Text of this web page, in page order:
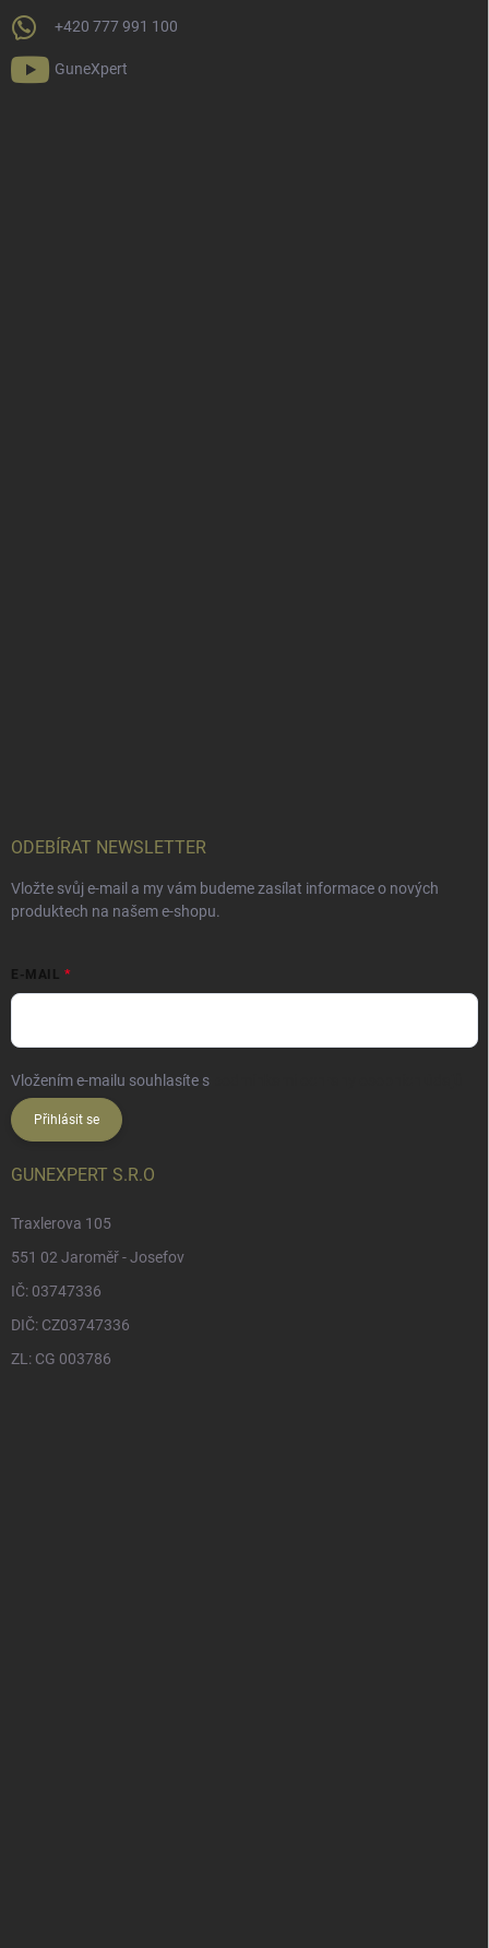
+420 777 991 100
GuneXpert
ODEBÍRAT NEWSLETTER
Vložte svůj e-mail a my vám budeme zasílat informace o nových
produktech na našem e-shopu.
E-MAIL
Vložením e-mailu souhlasíte s
Přihlásit se
GUNEXPERT S.R.O
Traxlerova 105
551 02 Jaroměř - Josefov
IČ: 03747336
DIČ: CZ03747336
ZL: CG 003786